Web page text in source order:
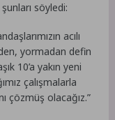
söyledi:
acılı
yormadan defin
10’a yakın yeni
çalışmalarla
çözmüş olacağız.”